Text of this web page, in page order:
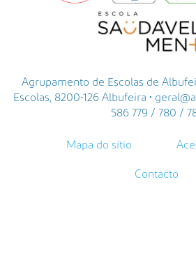
Agrupamento de Escolas de
Escolas, 8200-126 Albufeira •
586 779 / 780 /
Mapa do sítio
Contacto